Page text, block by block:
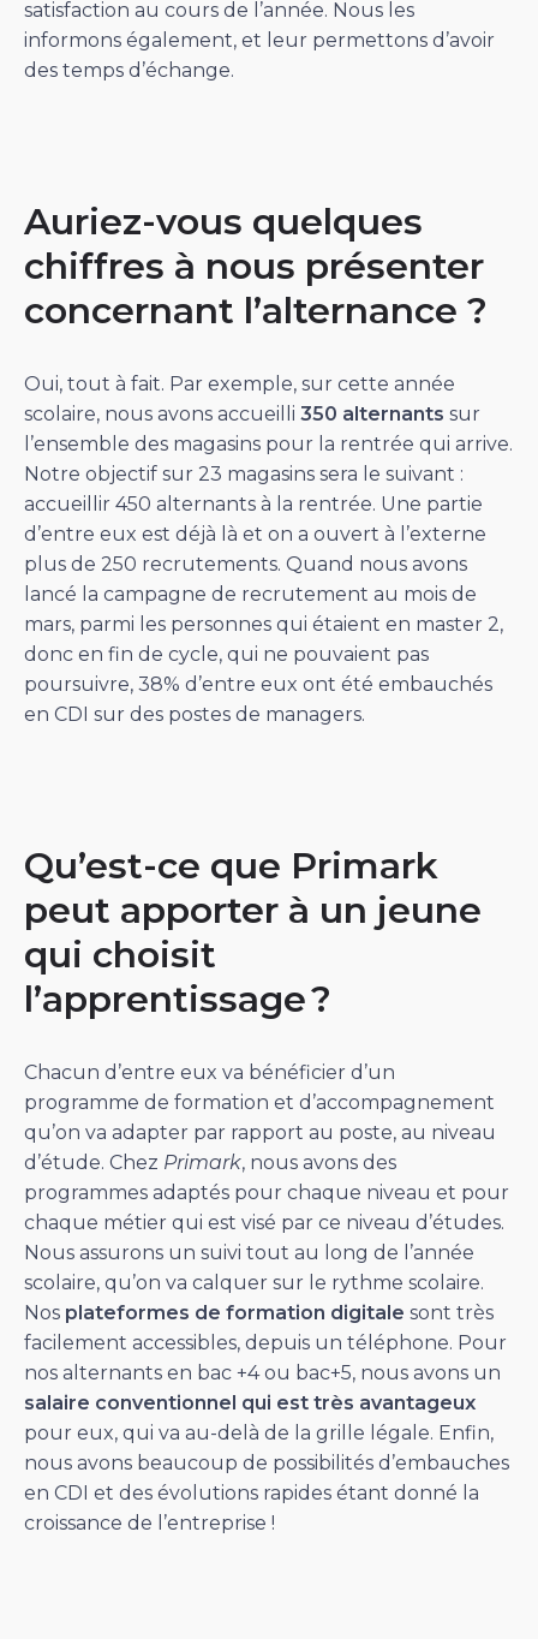
satisfaction au cours de l’année. Nous les
informons également, et leur permettons d’avoir
des temps d’échange.
Auriez-vous quelques
chiffres à nous présenter
concernant l’alternance ?
Oui, tout à fait. Par exemple, sur cette année
scolaire, nous avons accueilli 350 alternants sur
l’ensemble des magasins pour la rentrée qui arrive.
Notre objectif sur 23 magasins sera le suivant :
accueillir 450 alternants à la rentrée. Une partie
d’entre eux est déjà là et on a ouvert à l’externe
plus de 250 recrutements. Quand nous avons
lancé la campagne de recrutement au mois de
mars, parmi les personnes qui étaient en master 2,
donc en fin de cycle, qui ne pouvaient pas
poursuivre, 38% d’entre eux ont été embauchés
en CDI sur des postes de managers.
Qu’est-ce que Primark
peut apporter à un jeune
qui choisit
l’apprentissage ?
Chacun d’entre eux va bénéficier d’un
programme de formation et d’accompagnement
qu’on va adapter par rapport au poste, au niveau
d’étude. Chez Primark, nous avons des
programmes adaptés pour chaque niveau et pour
chaque métier qui est visé par ce niveau d’études.
Nous assurons un suivi tout au long de l’année
scolaire, qu’on va calquer sur le rythme scolaire.
Nos plateformes de formation digitale sont très
facilement accessibles, depuis un téléphone. Pour
nos alternants en bac +4 ou bac+5, nous avons un
salaire conventionnel qui est très avantageux
pour eux, qui va au-delà de la grille légale. Enfin,
nous avons beaucoup de possibilités d’embauches
en CDI et des évolutions rapides étant donné la
croissance de l’entreprise !